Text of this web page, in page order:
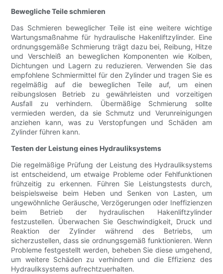
Bewegliche Teile schmieren
Das Schmieren beweglicher Teile ist eine weitere wichtige
Wartungsmaßnahme für hydraulische Hakenliftzylinder. Eine
ordnungsgemäße Schmierung trägt dazu bei, Reibung, Hitze
und Verschleiß an beweglichen Komponenten wie Kolben,
Dichtungen und Lagern zu reduzieren. Verwenden Sie das
empfohlene Schmiermittel für den Zylinder und tragen Sie es
regelmäßig auf die beweglichen Teile auf, um einen
reibungslosen Betrieb zu gewährleisten und vorzeitigen
Ausfall zu verhindern. Übermäßige Schmierung sollte
vermieden werden, da sie Schmutz und Verunreinigungen
anziehen kann, was zu Verstopfungen und Schäden am
Zylinder führen kann.
Testen der Leistung eines Hydrauliksystems
Die regelmäßige Prüfung der Leistung des Hydrauliksystems
ist entscheidend, um etwaige Probleme oder Fehlfunktionen
frühzeitig zu erkennen. Führen Sie Leistungstests durch,
beispielsweise beim Heben und Senken von Lasten, um
ungewöhnliche Geräusche, Verzögerungen oder Ineffizienzen
beim Betrieb der hydraulischen Hakenliftzylinder
festzustellen. Überwachen Sie Geschwindigkeit, Druck und
Reaktion der Zylinder während des Betriebs, um
sicherzustellen, dass sie ordnungsgemäß funktionieren. Wenn
Probleme festgestellt werden, beheben Sie diese umgehend,
um weitere Schäden zu verhindern und die Effizienz des
Hydrauliksystems aufrechtzuerhalten.